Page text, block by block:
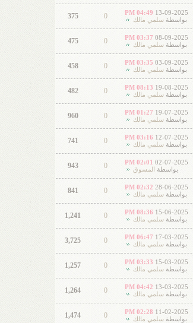
13-09-2025
04:49 PM
بواسطةسلمي مالك 0
375
08-09-2025
03:37 PM
بواسطةسلمي مالك 0
475
03-09-2025
03:35 PM
بواسطةسلمي مالك 0
458
19-08-2025
08:13 PM
بواسطةسلمي مالك 0
482
19-07-2025
01:27 PM
بواسطةسلمي مالك 0
960
12-07-2025
03:16 PM
بواسطةسلمي مالك 0
741
02-07-2025
02:01 PM
بواسطة
المسوق 0
943
28-06-2025
02:32 PM
بواسطةسلمي مالك 0
841
15-06-2025
08:36 PM
بواسطةسلمي مالك 0
1,241
17-03-2025
06:47 PM
بواسطةسلمي مالك 0
3,725
15-03-2025
03:33 PM
بواسطةسلمي مالك 0
1,257
13-03-2025
04:42 PM
بواسطةسلمي مالك 0
1,264
11-02-2025
02:28 PM
بواسطةسلمي مالك 0
1,474